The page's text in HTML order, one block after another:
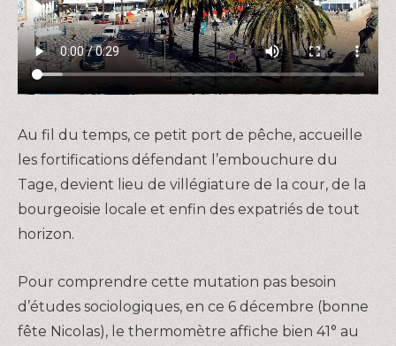
Au fil du temps, ce petit port de pêche, accueille
les fortifications défendant l’embouchure du
Tage, devient lieu de villégiature de la cour, de la
bourgeoisie locale et enfin des expatriés de tout
horizon.
Pour comprendre cette mutation pas besoin
d’études sociologiques, en ce 6 décembre (bonne
fête Nicolas), le thermomètre affiche bien 41° au